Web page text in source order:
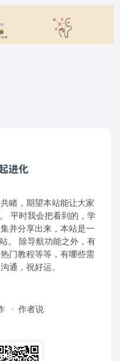
睹，期望本站能让大家
平时我会把看到的，学
并分享出来，本站是一
。 除导航功能之外，有
门教程等等，有哪些需
通，祝好运。
作者说